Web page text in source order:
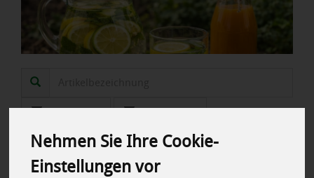
Nehmen Sie Ihre Cookie-
Einstellungen vor
Hersteller Ernährung
Allergene Regional